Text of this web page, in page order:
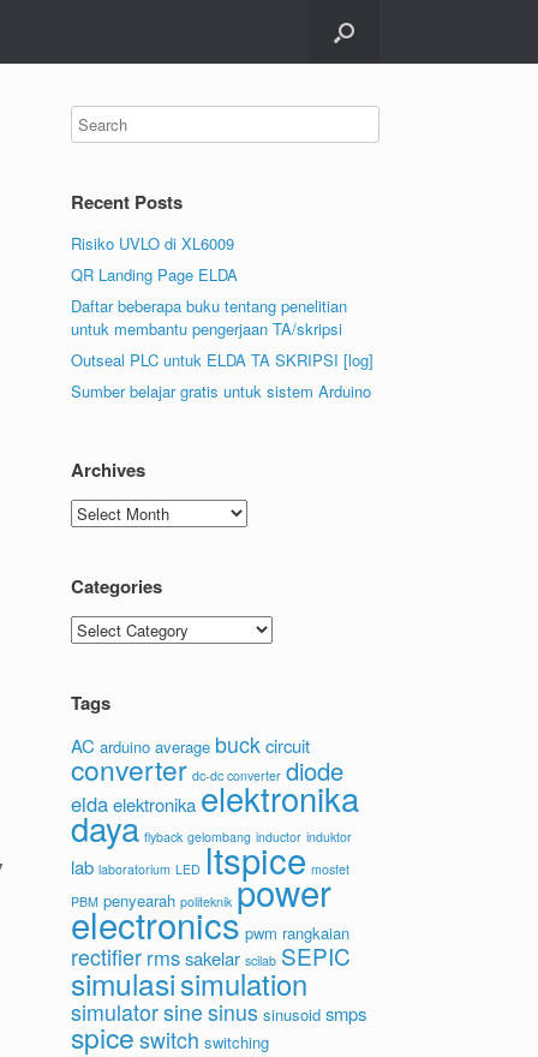
Recent Posts
Risiko UVLO di XL6009
QR Landing Page ELDA
Daftar beberapa buku tentang penelitian
untuk membantu pengerjaan TA/skripsi
Outseal PLC untuk ELDA TA SKRIPSI [log]
Sumber belajar gratis untuk sistem Arduino
Archives
Archives
Categories
Categories
Tags
AC arduino average buck circuit
converter dc-dc converter diode
elda elektronika elektronika
daya flyback gelombang inductor induktor
lab laboratorium LED ltspice mosfet
PBM penyearah politeknik power
electronics pwm rangkaian
rectifier rms sakelar scilab SEPIC
simulasisimulation
simulatorsine sinus sinusoid smps
spice switch switching